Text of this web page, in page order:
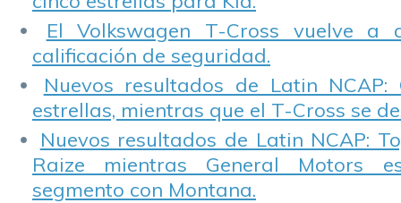
El Volkswagen T-Cross vuelve a
calificación de seguridad.
Nuevos resultados de Latin NCAP:
estrellas, mientras que el T-Cross se
Nuevos resultados de Latin NCAP:
Raize mientras General Motors
segmento con Montana.